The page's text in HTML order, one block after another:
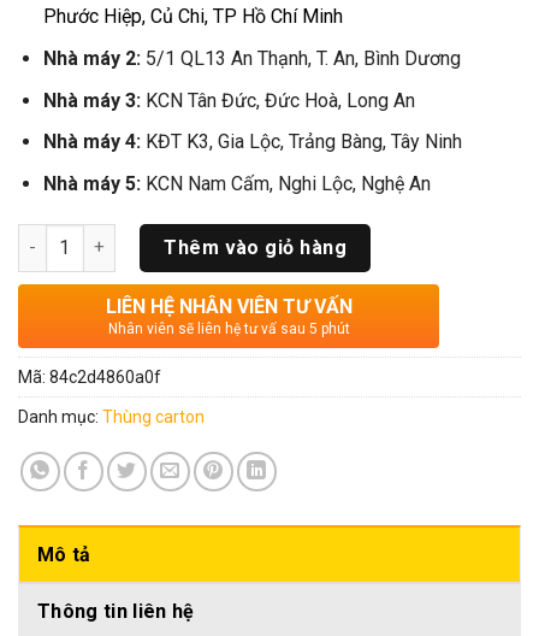
Phước Hiệp, Củ Chi, TP Hồ Chí Minh
Nhà máy 2:5/1 QL13 An Thạnh, T. An, Bình Dương
Nhà máy 3:KCN Tân Đức, Đức Hoà, Long An
Nhà máy 4:KĐT K3, Gia Lộc, Trảng Bàng, Tây Ninh
Nhà máy 5:KCN Nam Cấm, Nghi Lộc, Nghệ An
Số lượng Thêm vào giỏ hàng
LIÊN HỆ NHÂN VIÊN TƯ VẤN
Nhân viên sẽ liên hệ tư vấ sau 5 phút
Mã: 84c2d4860a0f
Danh mục: Thùng carton
Mô tả
Thông tin liên hệ